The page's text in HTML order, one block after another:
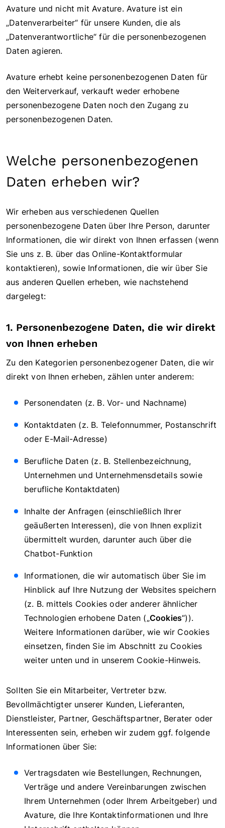
Avature und nicht mit Avature. Avature ist ein
„Datenverarbeiter“ für unsere Kunden, die als
„Datenverantwortliche“ für die personenbezogenen
Daten agieren.
Avature erhebt keine personenbezogenen Daten für
den Weiterverkauf, verkauft weder erhobene
personenbezogene Daten noch den Zugang zu
personenbezogenen Daten.
Welche personenbezogenen
Daten erheben wir?
Wir erheben aus verschiedenen Quellen
personenbezogene Daten über Ihre Person, darunter
Informationen, die wir direkt von Ihnen erfassen (wenn
Sie uns z. B. über das Online-Kontaktformular
kontaktieren), sowie Informationen, die wir über Sie
aus anderen Quellen erheben, wie nachstehend
dargelegt:
1. Personenbezogene Daten, die wir direkt
von Ihnen erheben
Zu den Kategorien personenbezogener Daten, die wir
direkt von Ihnen erheben, zählen unter anderem:
Personendaten (z. B. Vor- und Nachname)
Kontaktdaten (z. B. Telefonnummer, Postanschrift
oder E-Mail-Adresse)
Berufliche Daten (z. B. Stellenbezeichnung,
Unternehmen und Unternehmensdetails sowie
berufliche Kontaktdaten)
Inhalte der Anfragen (einschließlich Ihrer
geäußerten Interessen), die von Ihnen explizit
übermittelt wurden, darunter auch über die
Chatbot-Funktion
Informationen, die wir automatisch über Sie im
Hinblick auf Ihre Nutzung der Websites speichern
(z. B. mittels Cookies oder anderer ähnlicher
Technologien erhobene Daten („Cookies“)).
Weitere Informationen darüber, wie wir Cookies
einsetzen, finden Sie im Abschnitt zu Cookies
weiter unten und in unserem Cookie-Hinweis.
Sollten Sie ein Mitarbeiter, Vertreter bzw.
Bevollmächtigter unserer Kunden, Lieferanten,
Dienstleister, Partner, Geschäftspartner, Berater oder
Interessenten sein, erheben wir zudem ggf. folgende
Informationen über Sie:
Vertragsdaten wie Bestellungen, Rechnungen,
Verträge und andere Vereinbarungen zwischen
Ihrem Unternehmen (oder Ihrem Arbeitgeber) und
Avature, die Ihre Kontaktinformationen und Ihre